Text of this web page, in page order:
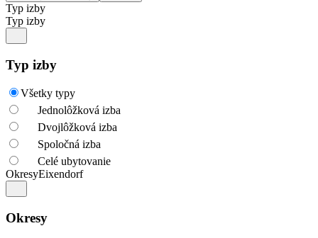
Typ izby
Typ izby
Typ izby
Všetky typy
Jednolôžková izba
Dvojlôžková izba
Spoločná izba
Celé ubytovanie
OkresyEixendorf
Okresy